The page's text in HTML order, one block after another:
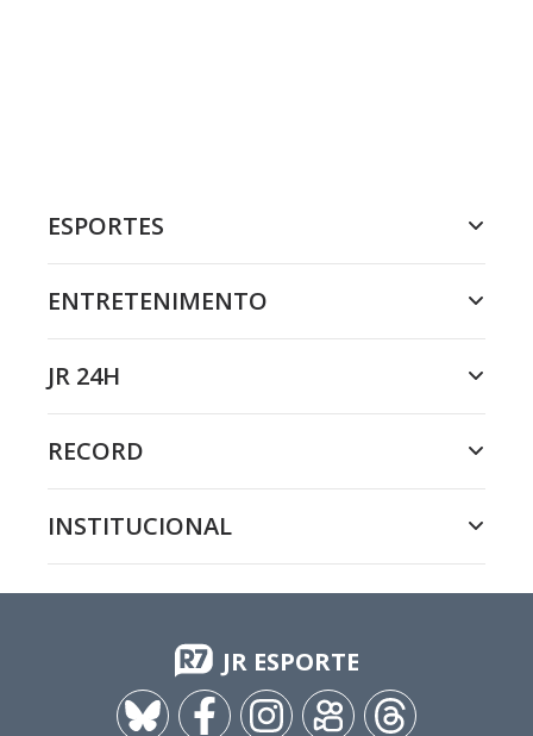
ESPORTES
ENTRETENIMENTO
JR 24H
RECORD
INSTITUCIONAL
JR ESPORTE